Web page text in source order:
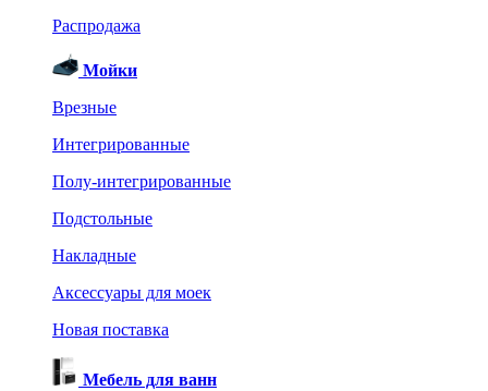
Распродажа
Мойки
Врезные
Интегрированные
Полу-интегрированные
Подстольные
Накладные
Аксессуары для моек
Новая поставка
Мебель для ванн